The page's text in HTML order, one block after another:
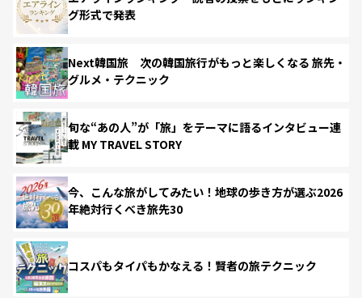
グ形式で発表
Next韓国旅 次の韓国旅行がもっと楽しくなる 旅先・
グルメ・テクニック
旬な“あの人”が「旅」をテーマに語るインタビュー連
載 MY TRAVEL STORY
今、こんな旅がしてみたい！地球の歩き方が選ぶ2026
年絶対行くべき旅先30
コスパもタイパもかなえる！賢者の旅テクニック